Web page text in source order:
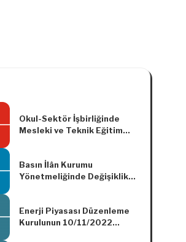
Okul-Sektör İşbirliğinde
Mesleki ve Teknik Eğitim
Basın İlân Kurumu
Yönetmeliğinde Değişiklik
Enerji Piyasası Düzenleme
Kurulunun 10/11/2022